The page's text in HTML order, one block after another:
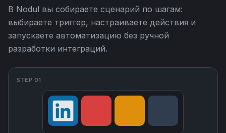
В Nodul вы собираете сценарий по шагам:
выбираете триггер, настраиваете действия и
запускаете автоматизацию без ручной
разработки интеграций.
STEP 01